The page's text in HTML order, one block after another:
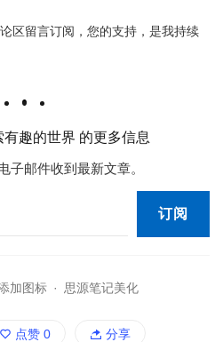
区留言订阅，您的支持，是我持续
趣的世界 的更多信息
子邮件收到最新文章。
订阅
加图标 · 思源笔记美化
点赞 0 分享